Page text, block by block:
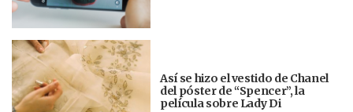
Así se hizo el vestido de Chanel
del póster de “Spencer”, la
película sobre Lady Di